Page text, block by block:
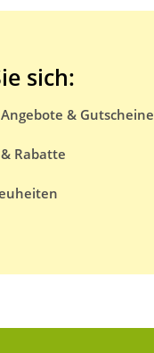
sich:
& Gutscheine
Rabatte